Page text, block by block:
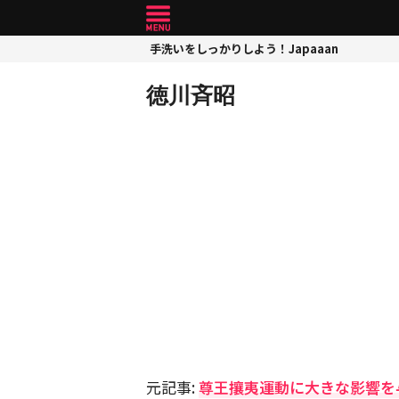
手洗いをしっかりしよう！Japaaan
徳川斉昭
元記事:尊王攘夷運動に大きな影響